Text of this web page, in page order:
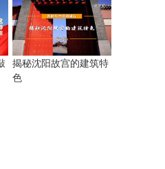
揭秘沈阳故宫的建筑特
色